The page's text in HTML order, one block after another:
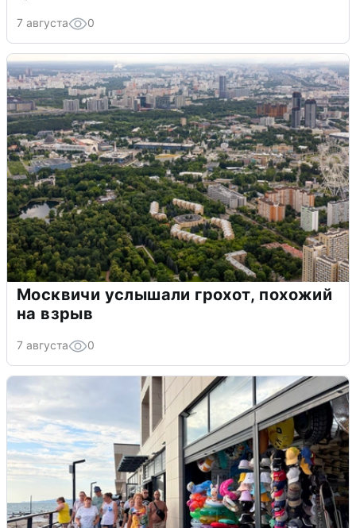
7 августа 0
Москвичи услышали грохот, похожий
на взрыв
7 августа 0